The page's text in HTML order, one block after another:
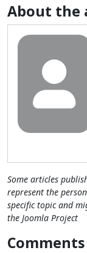
About the
Some articles
represent the
specific topic and
the Joomla Project
Comments